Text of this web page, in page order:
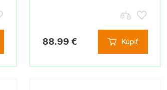
88.99 € Kúpiť